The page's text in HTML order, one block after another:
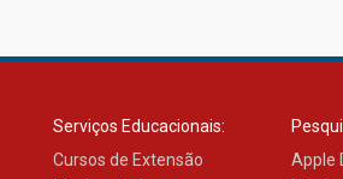
Serviços Educacionais:
Cursos de Extensão
Apple